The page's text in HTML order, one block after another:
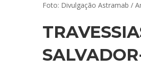
Foto: Divulgação Astramab /